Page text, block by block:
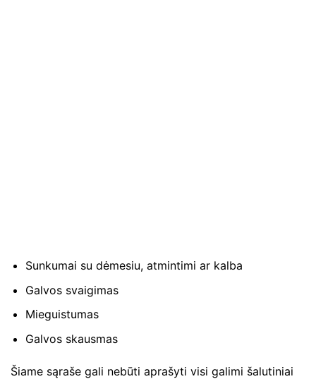
Sunkumai su dėmesiu, atmintimi ar kalba
Galvos svaigimas
Mieguistumas
Galvos skausmas
Šiame sąraše gali nebūti aprašyti visi galimi šalutiniai